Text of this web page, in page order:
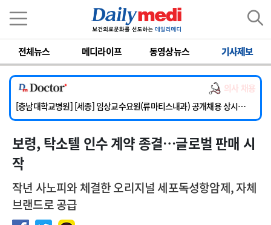
전체뉴스 메디라이프 동영상뉴스 기사제보
의사 채용
[단국대학교병원] 임상전담교원 및 전임의 초빙
[해운대부민병원] [해운대] 2026년 하반기 인턴 모집
[서울아산병원] 건강증진센터 소화기파트 건진교수 초빙
[충남대학교병원] [세종] 임상교수요원(류마티스내과) 공개채용 상시모집
[이대서울병원] 정형외과 일반의 초빙
[단국대학교병원] 임상전담교원 및 전임의 초빙
[해운대부민병원] [해운대] 2026년 하반기 인턴 모집
보령, 탁소텔 인수 계약 종결…글로벌 판매 시
작
작년 사노피와 체결한 오리지널 세포독성항암제, 자체
브랜드로 공급